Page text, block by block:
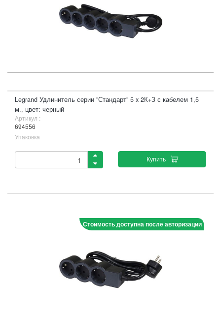
Legrand Удлинитель серии "Стандарт" 5 x 2К+З с кабелем 1,5
м., цвет: черный
Артикул :
694556
Упаковка
Купить
Стоимость доступна после авторизации